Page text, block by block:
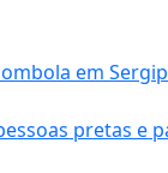
em
pretas e